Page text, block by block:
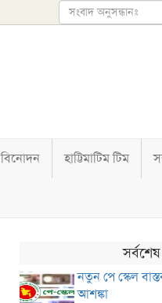
বিনোদন হাট্টিমাটিম টিম
নতুন পে স্কেল
আশঙ্কা